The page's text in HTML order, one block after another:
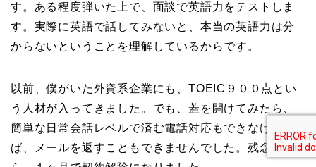
す。ある程度弾いた上で、面談で英語力をテストしま
す。実際に英語で話してみないと、本当の英語力は分
からないということを理解しているからです。
以前、僕がいた外資系企業にも、TOEIC９００点とい
う人材が入ってきました。でも、蓋を開けてみたら、
簡単な日常会話レベルで済む電話対応もできなけれ
ば、メールを返すこともできませんでした。残念なが